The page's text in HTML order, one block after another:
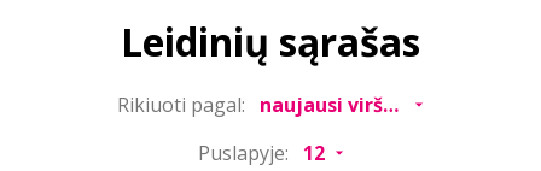
Leidinių sąrašas
Rikiuoti pagal:
Puslapyje: